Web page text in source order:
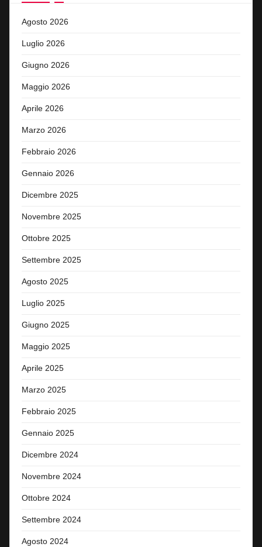
Agosto 2026
Luglio 2026
Giugno 2026
Maggio 2026
Aprile 2026
Marzo 2026
Febbraio 2026
Gennaio 2026
Dicembre 2025
Novembre 2025
Ottobre 2025
Settembre 2025
Agosto 2025
Luglio 2025
Giugno 2025
Maggio 2025
Aprile 2025
Marzo 2025
Febbraio 2025
Gennaio 2025
Dicembre 2024
Novembre 2024
Ottobre 2024
Settembre 2024
Agosto 2024